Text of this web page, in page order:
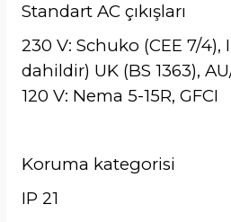
Standart AC çıkışları
230 V: Schuko (CEE 7/4),
dahildir) UK (BS 1363),
120 V: Nema 5-15R, GFCI
Koruma kategorisi
IP 21